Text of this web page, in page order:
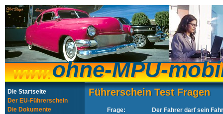
ohne-MPU-
ohne-MPU-
Die Startseite
Der EU-Führerschein
Die Dokumente
Führerschein Test Fragen
Führerschein Test Fragen
Frage: Der Fahrer darf sein